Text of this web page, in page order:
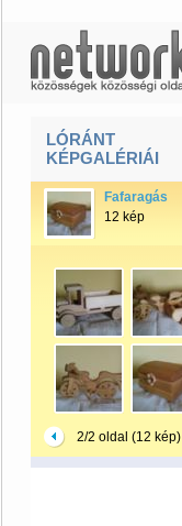
LÓRÁNT
KÉPGALÉRIÁI
Fafaragás
12 kép
2/2 oldal (12 kép)